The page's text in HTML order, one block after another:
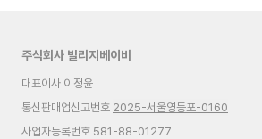
주식회사 빌리지베이비
대표이사 이정윤
통신판매업신고번호 2025-서울영등포-0160
사업자등록번호 581-88-01277